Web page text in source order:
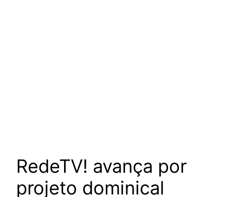
RedeTV! avança por
projeto dominical